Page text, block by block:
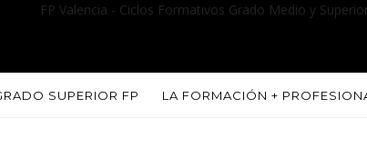
FP Valencia - Ciclos Formativos Grado Medio y
SUPERIOR FP LA FORMACIÓN +